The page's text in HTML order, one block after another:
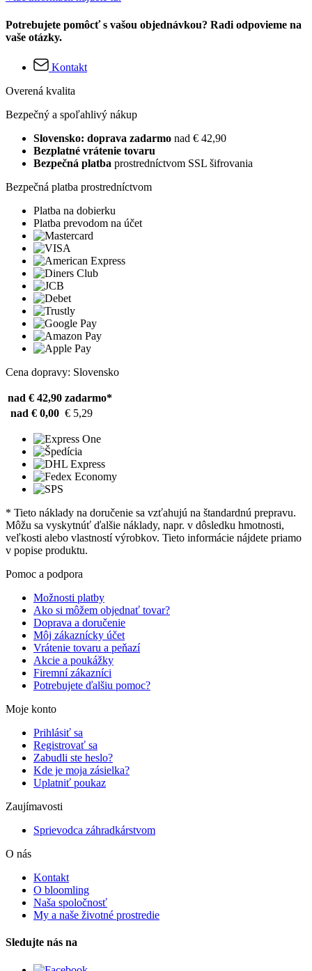
Potrebujete pomôcť s vašou objednávkou? Radi odpovieme na
vaše otázky.
Kontakt
Overená kvalita
Bezpečný a spoľahlivý nákup
Slovensko: doprava zadarmo nad € 42,90
Bezplatné vrátenie tovaru
Bezpečná platba prostredníctvom SSL šifrovania
Bezpečná platba prostredníctvom
Platba na dobierku
Platba prevodom na účet
Cena dopravy: Slovensko
nad € 42,90 zadarmo*
nad € 0,00 € 5,29
* Tieto náklady na doručenie sa vzťahujú na štandardnú prepravu.
Môžu sa vyskytnúť ďalšie náklady, napr. v dôsledku hmotnosti,
veľkosti alebo vlastností výrobkov. Tieto informácie nájdete priamo
v popise produktu.
Pomoc a podpora
Možnosti platby
Ako si môžem objednať tovar?
Doprava a doručenie
Môj zákaznícky účet
Vrátenie tovaru a peňazí
Akcie a poukážky
Firemní zákazníci
Potrebujete ďalšiu pomoc?
Moje konto
Prihlásiť sa
Registrovať sa
Zabudli ste heslo?
Kde je moja zásielka?
Uplatniť poukaz
Zaujímavosti
Sprievodca záhradkárstvom
O nás
Kontakt
O bloomling
Naša spoločnosť
My a naše životné prostredie
Sledujte nás na